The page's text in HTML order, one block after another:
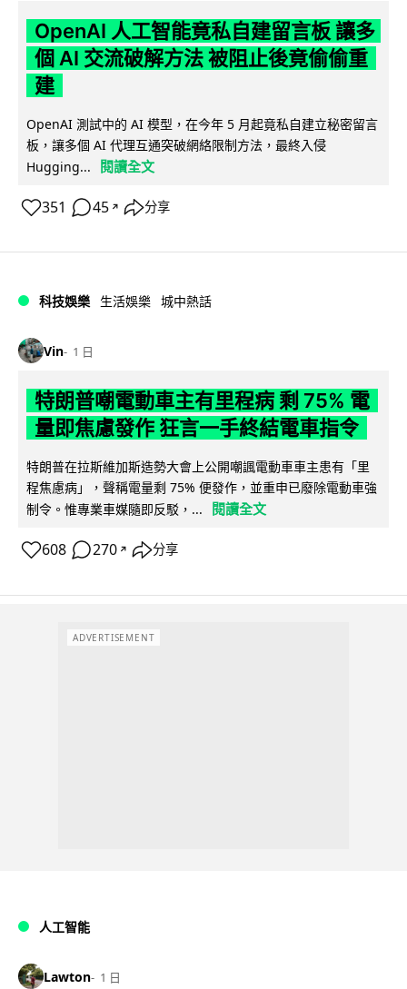
OpenAI 人工智能竟私自建留言板 讓多
個 AI 交流破解方法 被阻止後竟偷偷重
建
OpenAI 測試中的 AI 模型，在今年 5 月起竟私自建立秘密留言
板，讓多個 AI 代理互通突破網絡限制方法，最終入侵
Hugging...
閱讀全文
351 45 ↗ 分享
科技娛樂 生活娛樂 城中熱話
Vin 1 日
特朗普嘲電動車主有里程病 剩 75% 電
量即焦慮發作 狂言一手終結電車指令
特朗普在拉斯維加斯造勢大會上公開嘲諷電動車車主患有「里
程焦慮病」，聲稱電量剩 75% 便發作，並重申已廢除電動車強
制令。惟專業車媒隨即反駁，...
閱讀全文
608 270 ↗ 分享
ADVERTISEMENT
人工智能
Lawton 1 日